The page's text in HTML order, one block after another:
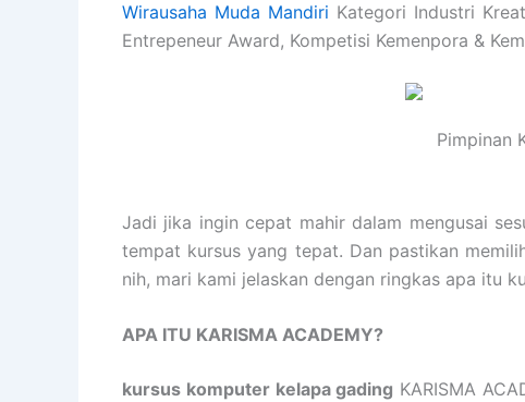
Wirausaha Muda Mandiri Kategori Industri
Entrepeneur Award, Kompetisi Kemenpora &
Pimpinan
Jadi jika ingin cepat mahir dalam mengusai
tempat kursus yang tepat. Dan pastikan
nih, mari kami jelaskan dengan ringkas apa itu
APA ITU KARISMA ACADEMY?
kursus komputer kelapa gading KARISMA